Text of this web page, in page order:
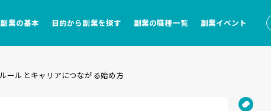
副業の基本 目的から副業を探す 副業の職種一覧 副業イベント
ールとキャリアにつながる始め方